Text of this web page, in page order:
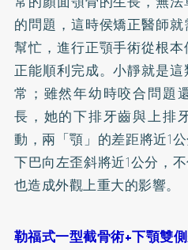
的問題，這時侯矯正醫師
幫忙，進行正顎手術從根
正能順利完成。小靜就是
常；雖然年幼時咬合問題
長，她的下排牙齒與上排
動，兩「顎」的差距將近1
下巴向左歪斜將近1公分，
也造成外觀上重大的影響。
勒福式一型截骨術+下顎雙